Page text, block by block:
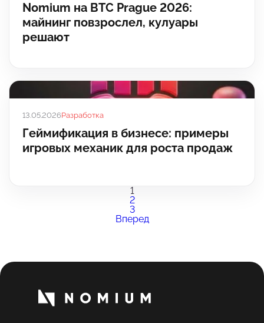
Nomium на BTC Prague 2026:
майнинг повзрослел, кулуары
решают
13.05.2026Разработка
Геймификация в бизнесе: примеры
игровых механик для роста продаж
1
2
3
Вперед